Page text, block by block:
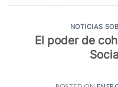
NOTICIAS
El poder de